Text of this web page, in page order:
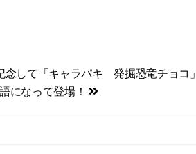
念して「キャラパキ 発掘恐竜チョコ」
になって登場！